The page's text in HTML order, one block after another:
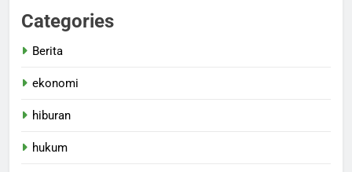
Categories
Berita
ekonomi
hiburan
hukum